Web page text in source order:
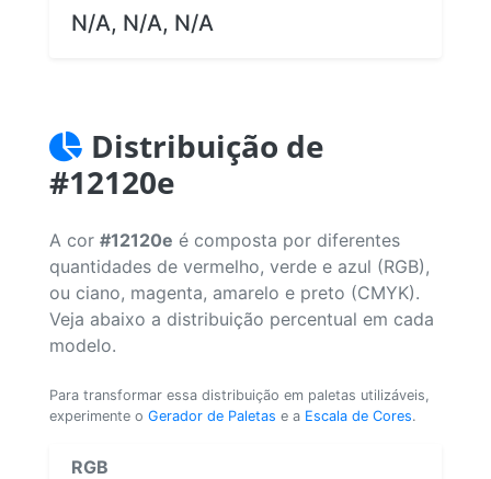
N/A, N/A, N/A
Distribuição de
#12120e
A cor #12120e é composta por diferentes
quantidades de vermelho, verde e azul (RGB),
ou ciano, magenta, amarelo e preto (CMYK).
Veja abaixo a distribuição percentual em cada
modelo.
Para transformar essa distribuição em paletas utilizáveis,
experimente o Gerador de Paletas e a Escala de Cores.
RGB